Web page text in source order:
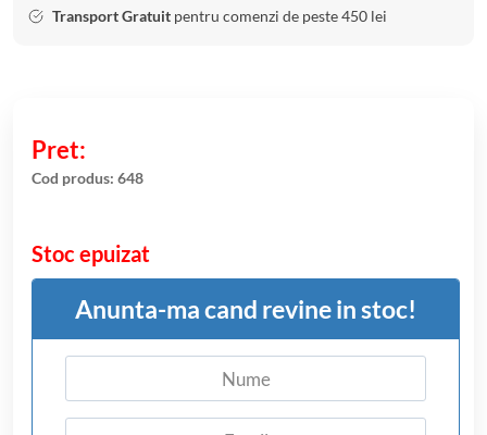
Transport Gratuit pentru comenzi de peste 450 lei
Cod produs: 648
Stoc epuizat
Anunta-ma cand revine in stoc!